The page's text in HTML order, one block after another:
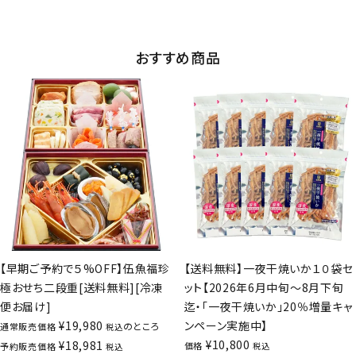
おすすめ商品
【早期ご予約で５%OFF】伍魚福珍
極おせち二段重[送料無料][冷凍
便お届け]
通常販売価格 ¥19,980 税込のところ
予約販売価格 ¥18,981 税込
【送料無料】一夜干焼いか１０袋セ
ット【2026年6月中旬～8月下旬
迄・「一夜干焼いか」20％増量キャ
ンペーン実施中】
価格 ¥10,800 税込